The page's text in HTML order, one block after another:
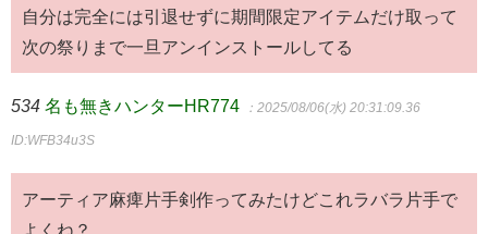
自分は完全には引退せずに期間限定アイテムだけ取って
次の祭りまで一旦アンインストールしてる
534 名も無きハンターHR774 ：2025/08/06(水) 20:31:09.36
ID:WFB34u3S
アーティア麻痺片手剣作ってみたけどこれラバラ片手で
よくね？